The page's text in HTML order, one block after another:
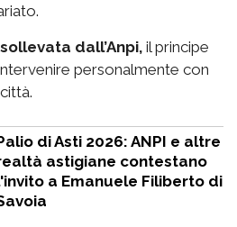
sollevata dall’Anpi, il principe
personalmente con
di Asti 2026: ANPI e altre
astigiane contestano
a Emanuele Filiberto di